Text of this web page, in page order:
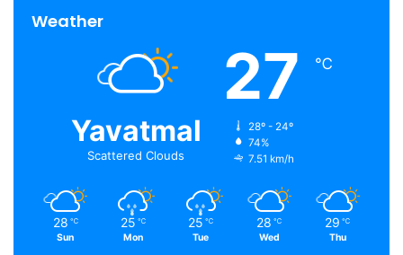
Weather
Yavatmal
Scattered Clouds
27 ℃
28º - 24º
74%
7.51 km/h
28 ℃
Sun
25 ℃
Mon
25 ℃
Tue
28 ℃
Wed
29 ℃
Thu